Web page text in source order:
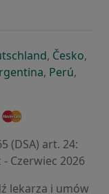
karcie
nowej karcie
się w nowej
otwiera się
, Česko,
karcie
w nowej karcie
się w nowej
otwiera się
, Perú,
(DSA) art. 24:
Czerwiec 2026
lekarza i umów